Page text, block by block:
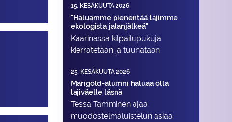
15. KESÄKUUTA 2026
"Haluamme pienentää lajimme
ekologista jalanjälkeä"
Kaarinassa kilpailupukuja
kierrätetään ja tuunataan
25. KESÄKUUTA 2026
Marigold-alumni haluaa olla
lajiväelle läsnä
Tessa Tamminen ajaa
muodostelma­luistelun asiaa